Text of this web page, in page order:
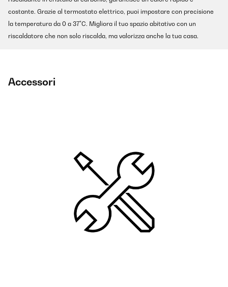
costante. Grazie al termostato elettrico, puoi impostare con precisione
la temperatura da 0 a 37°C. Migliora il tuo spazio abitativo con un
riscaldatore che non solo riscalda, ma valorizza anche la tua casa.
Accessori